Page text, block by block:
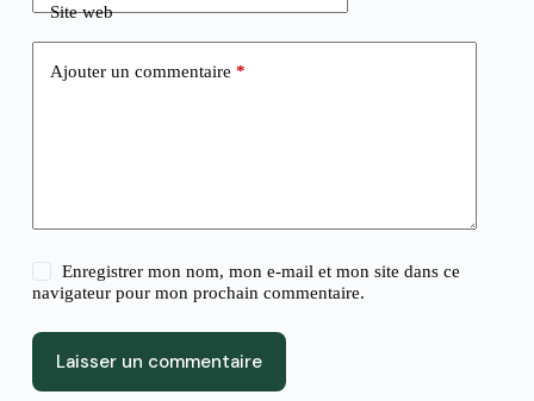
Site web
Ajouter un commentaire *
Enregistrer mon nom, mon e-mail et mon site dans ce
navigateur pour mon prochain commentaire.
Laisser un commentaire